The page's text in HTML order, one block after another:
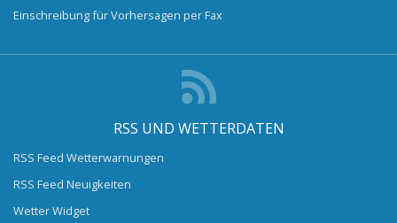
Einschreibung für Vorhersagen per Fax
RSS UND WETTERDATEN
RSS Feed Wetterwarnungen
RSS Feed Neuigkeiten
Wetter Widget